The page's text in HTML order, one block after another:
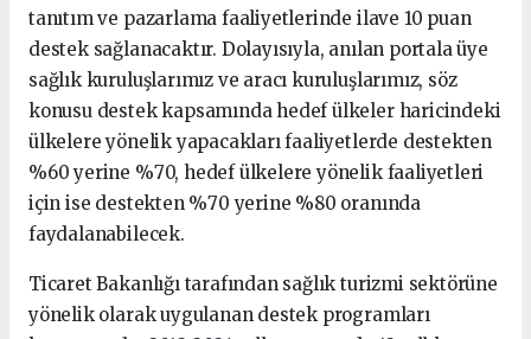
tanıtım ve pazarlama faaliyetlerinde ilave 10 puan
destek sağlanacaktır. Dolayısıyla, anılan portala üye
sağlık kuruluşlarımız ve aracı kuruluşlarımız, söz
konusu destek kapsamında hedef ülkeler haricindeki
ülkelere yönelik yapacakları faaliyetlerde destekten
%60 yerine %70, hedef ülkelere yönelik faaliyetleri
için ise destekten %70 yerine %80 oranında
faydalanabilecek.
Ticaret Bakanlığı tarafından sağlık turizmi sektörüne
yönelik olarak uygulanan destek programları